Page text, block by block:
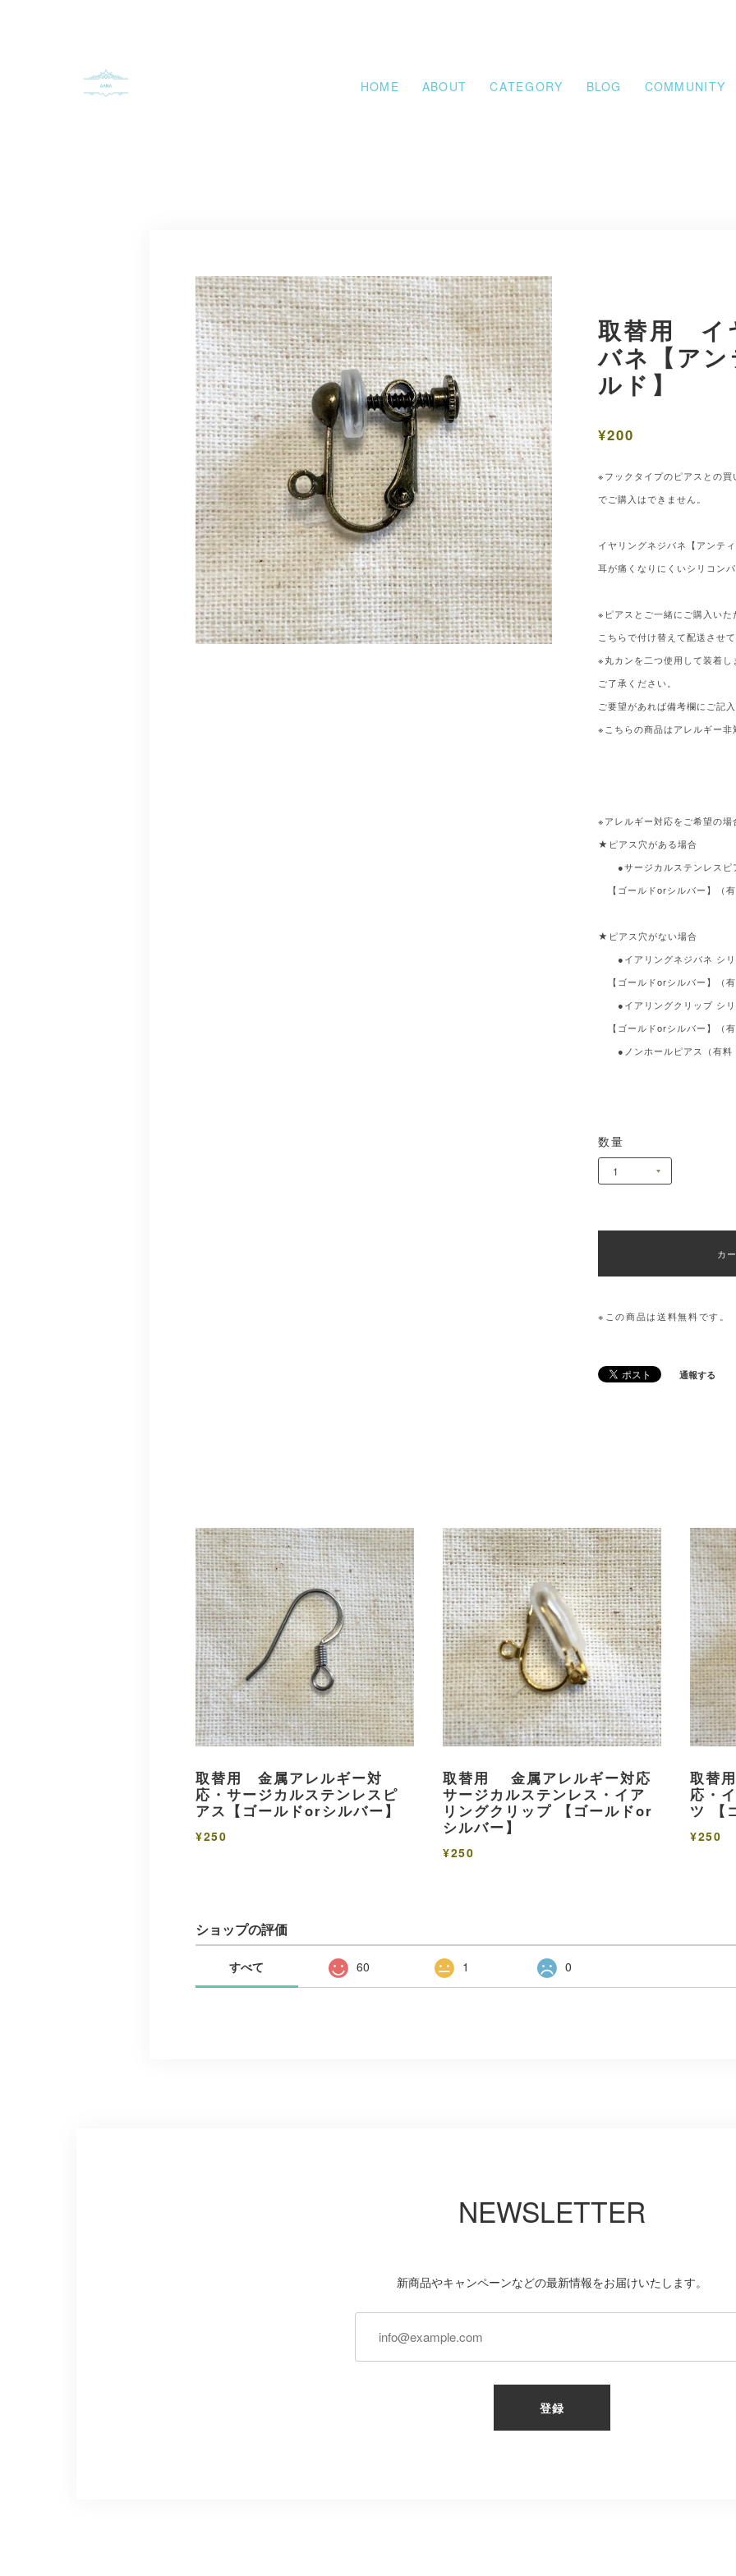
HOME ABOUT CATEGORY BLOG COMMUNITY
取替用 イ
バネ【ア
ルド】
¥200
※フックタイプのピアスとの
でご購入はできません。
イヤリングネジバネ【アンティ
耳が痛くなりにくいシリコン
※ピアスとご一緒にご購入いた
こちらで付け替えて配送させて
※丸カンを二つ使用して装着し
ご了承ください。
ご要望があれば備考欄にご記入
※こちらの商品はアレルギー非
※アレルギー対応をご希望の場
★ピアス穴がある場合
●サージカルステンレスピ
【ゴールドorシルバー】（有
★ピアス穴がない場合
●イアリングネジバネ シリ
【ゴールドorシルバー】（有
●イアリングクリップ シリ
【ゴールドorシルバー】（有
●ノンホールピアス（有料
数量
カ
※この商品は送料無料です。
通報する
取替用 金属アレルギー対
応・サージカルステンレスピ
アス【ゴールドorシルバー】
¥250
取替用 金属アレルギー対応
サージカルステンレス・イア
リングクリップ 【ゴールドor
シルバー】
¥250
取替
応・
ツ 【
¥250
ショップの評価
すべて 60 1 0
NEWSLETTER
新商品やキャンペーンなどの最新情報をお届けいたします。
登録